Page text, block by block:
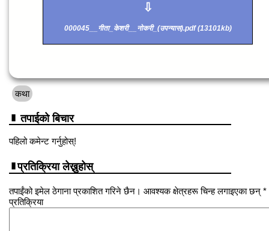
⇩
000045__गीता_केशरी__नोकरी_(उपन्यास).pdf (13101kb)
कथा
तपाईको बिचार
पहिलो कमेन्ट गर्नुहोस्!
प्रतिक्रिया लेख्नुहोस्
तपाईंको इमेल ठेगाना प्रकाशित गरिने छैन। आवश्यक क्षेत्रहरू चिन्ह लगाइएका छन् *
प्रतिक्रिया